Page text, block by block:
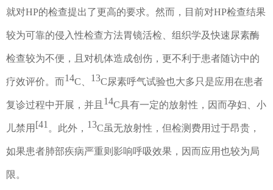
就对HP的检查提出了更高的要求。然而，目前对HP检查结果
较为可靠的侵入性检查方法胃镜活检、组织学及快速尿素酶
检查较为不便，且对机体造成创伤，更不利于患者随访中的
疗效评价。而14C 13C尿素呼气试验也大多只是应用在患者
复诊过程中开展，并且 14C具有一定的放射性，因而孕妇、小
儿禁用 [41 。此外 ， 13C虽无放射性，但检测费用过于昂贵，
如果患者肺部疾病严重则影响呼吸效果，因而应用也较为局
限。